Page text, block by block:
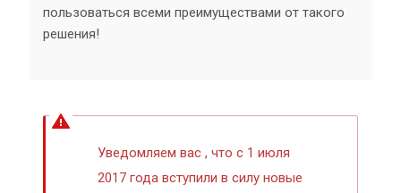
пользоваться всеми преимуществами от такого
решения!
Уведомляем вас , что с 1 июля
2017 года вступили в силу новые